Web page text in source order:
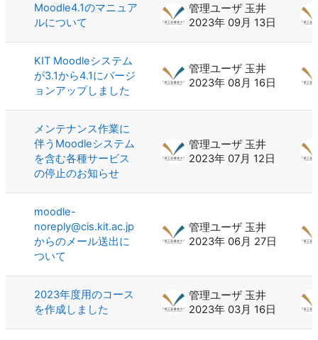
Moodle4.1のマニュア
ルについて
管理ユーザ 玉井
2023年 09月 13日
KIT Moodleシステム
が3.1から4.1にバージ
ョンアップしました
管理ユーザ 玉井
2023年 08月 16日
メンテナンス作業に
伴うMoodleシステム
を含む各種サービス
の停止のお知らせ
管理ユーザ 玉井
2023年 07月 12日
moodle-
noreply@cis.kit.ac.jp
からのメール送出に
ついて
管理ユーザ 玉井
2023年 06月 27日
2023年度用のコース
を作成しました
管理ユーザ 玉井
2023年 03月 16日